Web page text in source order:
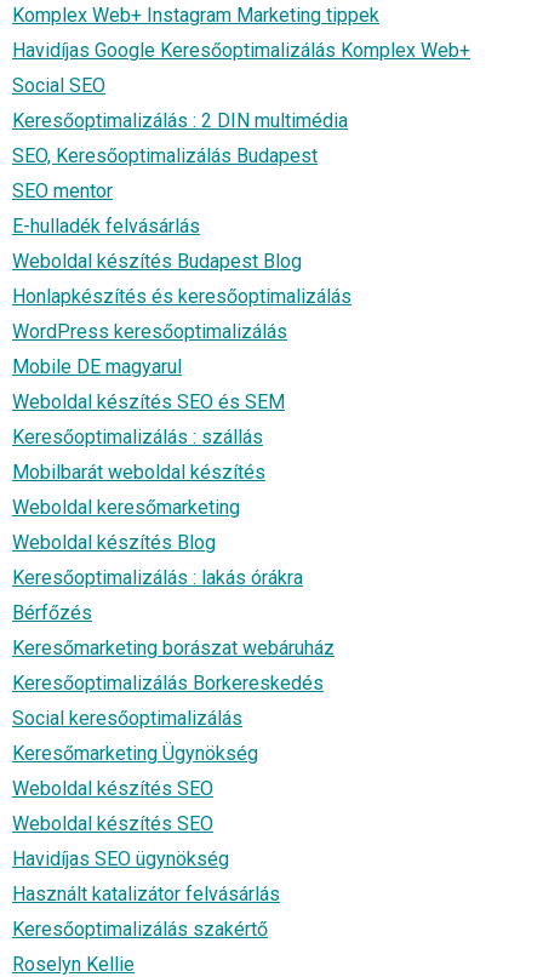
Komplex Web+ Instagram Marketing tippek
Havidíjas Google Keresőoptimalizálás Komplex Web+
Social SEO
Keresőoptimalizálás : 2 DIN multimédia
SEO, Keresőoptimalizálás Budapest
SEO mentor
E-hulladék felvásárlás
Weboldal készítés Budapest Blog
Honlapkészítés és keresőoptimalizálás
WordPress keresőoptimalizálás
Mobile DE magyarul
Weboldal készítés SEO és SEM
Keresőoptimalizálás : szállás
Mobilbarát weboldal készítés
Weboldal keresőmarketing
Weboldal készítés Blog
Keresőoptimalizálás : lakás órákra
Bérfőzés
Keresőmarketing borászat webáruház
Keresőoptimalizálás Borkereskedés
Social keresőoptimalizálás
Keresőmarketing Ügynökség
Weboldal készítés SEO
Weboldal készítés SEO
Havidíjas SEO ügynökség
Használt katalizátor felvásárlás
Keresőoptimalizálás szakértő
Roselyn Kellie